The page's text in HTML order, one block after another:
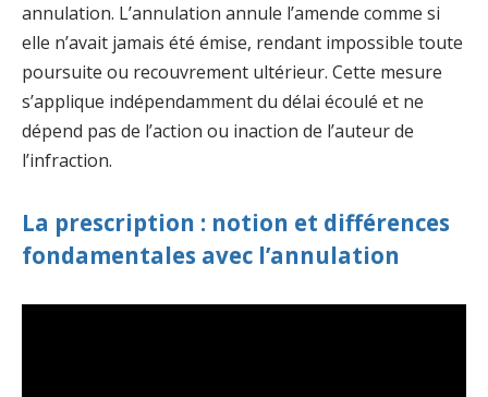
annulation. L’annulation annule l’amende comme si
elle n’avait jamais été émise, rendant impossible toute
poursuite ou recouvrement ultérieur. Cette mesure
s’applique indépendamment du délai écoulé et ne
dépend pas de l’action ou inaction de l’auteur de
l’infraction.
La prescription : notion et différences
fondamentales avec l’annulation